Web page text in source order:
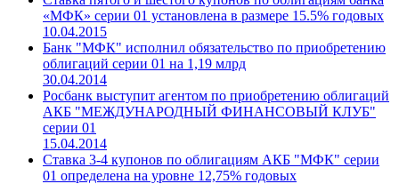
АКБ «Международный финансовый клуб» погасил
облигации серии 01 в количестве 1.5 млн штук
27.04.2016
Ставка пятого и шестого купонов по облигациям банка
«МФК» серии 01 установлена в размере 15.5% годовых
10.04.2015
Банк "МФК" исполнил обязательство по приобретению
облигаций серии 01 на 1,19 млрд
30.04.2014
Росбанк выступит агентом по приобретению облигаций
АКБ "МЕЖДУНАРОДНЫЙ ФИНАНСОВЫЙ КЛУБ"